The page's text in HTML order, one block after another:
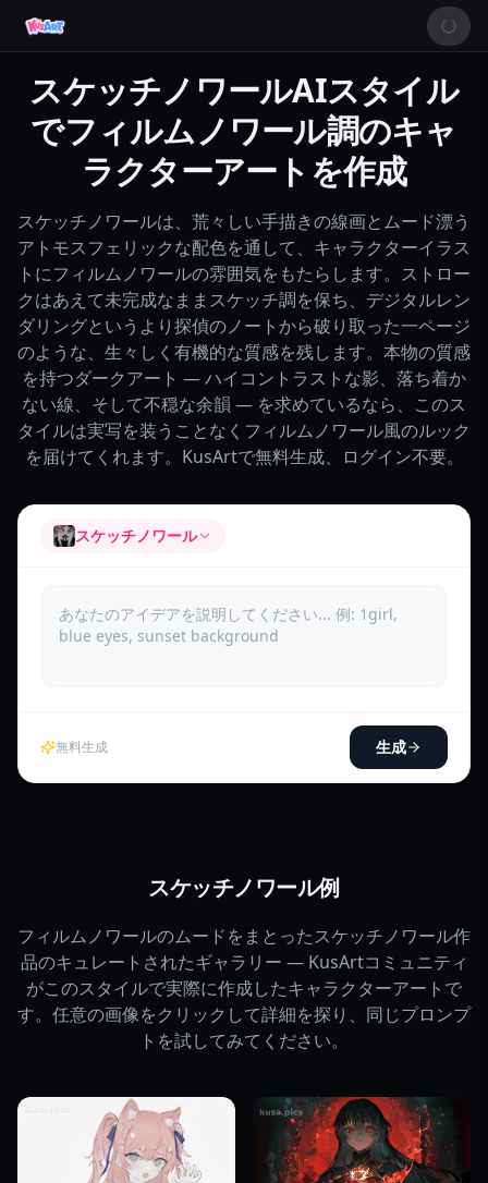
スケッチノワールAIスタイル
でフィルムノワール調のキャ
ラクターアートを作成
スケッチノワールは、荒々しい手描きの線画とムード漂う
アトモスフェリックな配色を通して、キャラクターイラス
トにフィルムノワールの雰囲気をもたらします。ストロー
クはあえて未完成なままスケッチ調を保ち、デジタルレン
ダリングというより探偵のノートから破り取った一ページ
のような、生々しく有機的な質感を残します。本物の質感
を持つダークアート — ハイコントラストな影、落ち着か
ない線、そして不穏な余韻 — を求めているなら、このス
タイルは実写を装うことなくフィルムノワール風のルック
を届けてくれます。KusArtで無料生成、ログイン不要。
スケッチノワール
無料生成 生成
スケッチノワール例
フィルムノワールのムードをまとったスケッチノワール作
品のキュレートされたギャラリー — KusArtコミュニティ
がこのスタイルで実際に作成したキャラクターアートで
す。任意の画像をクリックして詳細を探り、同じプロンプ
トを試してみてください。